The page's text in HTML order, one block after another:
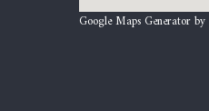
Google Maps Generator by